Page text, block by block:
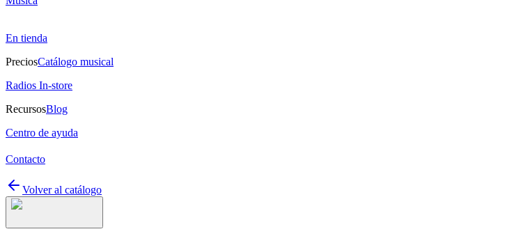
En tienda
PreciosCatálogo musical
Radios In-store
RecursosBlog
Centro de ayuda
Contacto
Volver al catálogo